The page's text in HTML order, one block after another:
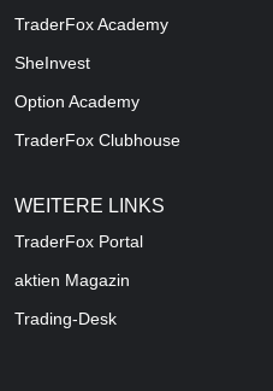
TraderFox Academy
SheInvest
Option Academy
TraderFox Clubhouse
WEITERE LINKS
TraderFox Portal
aktien Magazin
Trading-Desk